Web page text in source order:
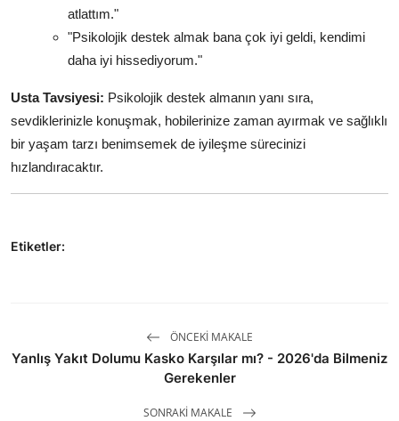
atlattım."
"Psikolojik destek almak bana çok iyi geldi, kendimi
daha iyi hissediyorum."
Usta Tavsiyesi: Psikolojik destek almanın yanı sıra,
sevdiklerinizle konuşmak, hobilerinize zaman ayırmak ve sağlıklı
bir yaşam tarzı benimsemek de iyileşme sürecinizi
hızlandıracaktır.
Etiketler:
ÖNCEKI MAKALE
Yanlış Yakıt Dolumu Kasko Karşılar mı? - 2026'da Bilmeniz
Gerekenler
SONRAKI MAKALE